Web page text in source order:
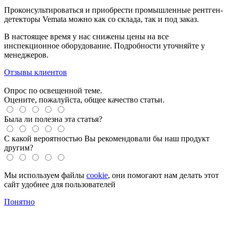
Проконсультироваться и приобрести промышленные рентген-
детекторы Vemata можно как со склада, так и под заказ.
В настоящее время у нас снижены цены на все
инспекционное оборудование. Подробности уточняйте у
менеджеров.
Отзывы клиентов
Опрос по освещенной теме.
Оцените, пожалуйста, общее качество статьи.
Была ли полезна эта статья?
С какой вероятностью Вы рекомендовали бы наш продукт
другим?
Мы используем файлы cookie, они помогают нам делать этот
сайт удобнее для пользователей
Понятно